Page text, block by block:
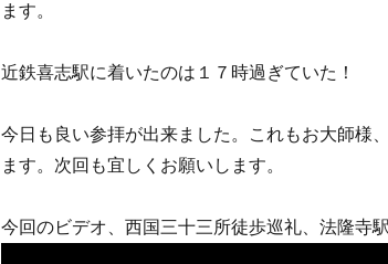
ます。
近鉄喜志駅に着いたのは１７時過ぎていた！
今日も良い参拝が出来ました。これもお大師様
ます。次回も宜しくお願いします。
今回のビデオ、西国三十三所徒歩巡礼、法隆寺